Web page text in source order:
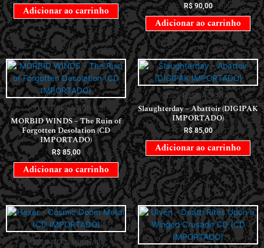
Adicionar ao carrinho R$90,00
Adicionar ao carrinho
CDS INTERNACIONAIS
MORBID WINDS – The Ruin of
Forgotten Desolation (CD
IMPORTADO)
R$85,00
Adicionar ao carrinho
CDS INTERNACIONAIS
Slaughterday – Abattoir (DIGIPAK
IMPORTADO)
R$85,00
Adicionar ao carrinho
CDS INTERNACIONAIS